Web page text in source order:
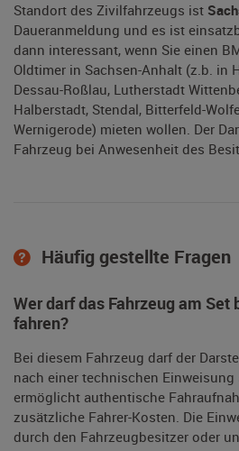
Standort des Zivilfahrzeugs ist
Daueranmeldung und es ist
dann interessant, wenn Sie einen
Oldtimer in Sachsen-Anhalt (z.b. in
Dessau-Roßlau, Lutherstadt
Halberstadt, Stendal, Bitterfeld-
Wernigerode) mieten wollen. Der
Fahrzeug bei Anwesenheit des
Häufig gestellte Fragen
Wer darf das Fahrzeug am Set
fahren?
Bei diesem Fahrzeug darf der
nach einer technischen Einweisung
ermöglicht authentische
zusätzliche Fahrer-Kosten. Die
durch den Fahrzeugbesitzer oder